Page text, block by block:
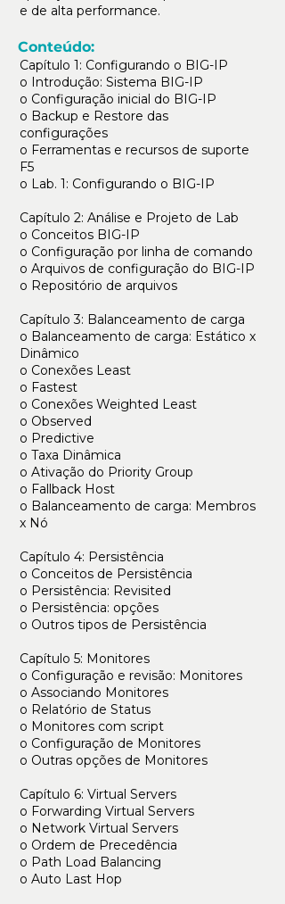
e de alta performance.
Conteúdo:
Capítulo 1: Configurando o BIG-IP
o Introdução: Sistema BIG-IP
o Configuração inicial do BIG-IP
o Backup e Restore das
configurações
o Ferramentas e recursos de suporte
F5
o Lab. 1: Configurando o BIG-IP
Capítulo 2: Análise e Projeto de Lab
o Conceitos BIG-IP
o Configuração por linha de comando
o Arquivos de configuração do BIG-IP
o Repositório de arquivos
Capítulo 3: Balanceamento de carga
o Balanceamento de carga: Estático x
Dinâmico
o Conexões Least
o Fastest
o Conexões Weighted Least
o Observed
o Predictive
o Taxa Dinâmica
o Ativação do Priority Group
o Fallback Host
o Balanceamento de carga: Membros
x Nó
Capítulo 4: Persistência
o Conceitos de Persistência
o Persistência: Revisited
o Persistência: opções
o Outros tipos de Persistência
Capítulo 5: Monitores
o Configuração e revisão: Monitores
o Associando Monitores
o Relatório de Status
o Monitores com script
o Configuração de Monitores
o Outras opções de Monitores
Capítulo 6: Virtual Servers
o Forwarding Virtual Servers
o Network Virtual Servers
o Ordem de Precedência
o Path Load Balancing
o Auto Last Hop